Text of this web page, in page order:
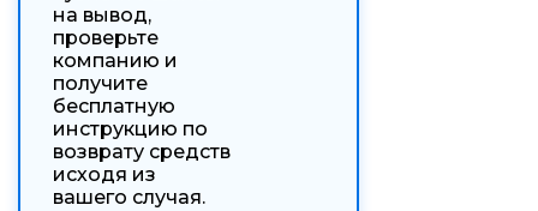
на вывод,
проверьте
компанию и
получите
бесплатную
инструкцию по
возврату средств
исходя из
вашего случая.